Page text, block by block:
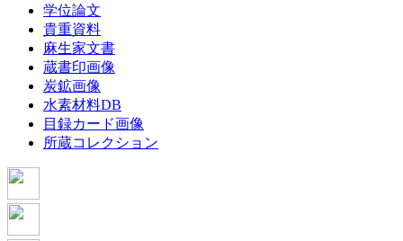
学位論文
貴重資料
麻生家文書
蔵書印画像
炭鉱画像
水素材料DB
目録カード画像
所蔵コレクション